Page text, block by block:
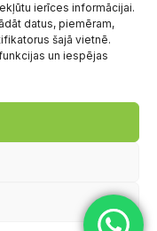
ierīces informācijai.
datus, piemēram,
šajā vietnē.
un iespējas